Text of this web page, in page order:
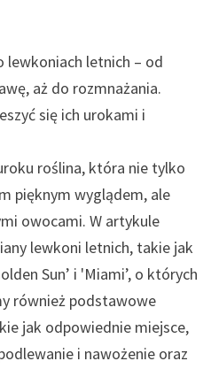
lewkoniach letnich – od
aż do rozmnażania.
się ich urokami i
roślina, która nie tylko
pięknym wyglądem, ale
owocami. W artykule
lewkoni letnich, takie jak
Sun’ i 'Miami’, o których
również podstawowe
jak odpowiednie miejsce,
i nawożenie oraz